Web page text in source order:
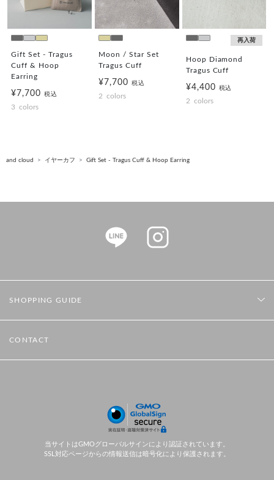
Gift Set - Tragus
Cuff & Hoop
Earring
¥7,700税込
3 colors
Moon / Star Set
Tragus Cuff
¥7,700 税込
2 colors
再入荷
Hoop Diamond
Tragus Cuff
¥4,400 税込
2 colors
and cloud イヤーカフ Gift Set - Tragus Cuff & Hoop Earring
SHOPPING GUIDE
CONTACT
当サイトはGMOグローバルサインにより認証されています。
SSL対応ページからの情報送信は暗号化により保護されます。